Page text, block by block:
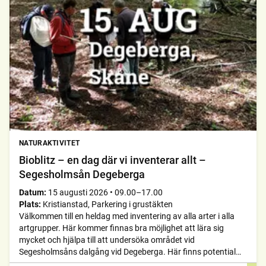
NATURAKTIVITET
Bioblitz – en dag där vi inventerar allt –
Segesholmsån Degeberga
Datum: 15 augusti 2026 • 09.00–17.00
Plats: Kristianstad, Parkering i grustäkten
Välkommen till en heldag med inventering av alla arter i alla
artgrupper. Här kommer finnas bra möjlighet att lära sig
mycket och hjälpa till att undersöka området vid
Segesholmsåns dalgång vid Degeberga. Här finns potential
att hitta spännande fynd i raviner med ädellövskog och